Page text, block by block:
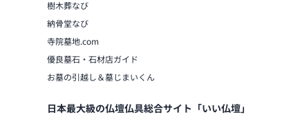
樹木葬なび
納骨堂なび
寺院墓地.com
優良墓石・石材店ガイド
お墓の引越し＆墓じまいくん
日本最大級の仏壇仏具総合サイト「いい仏壇」